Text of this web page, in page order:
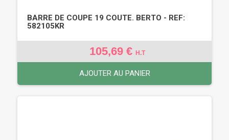
BARRE DE COUPE 19 COUTE. BERTO - REF:
582105KR
105,69 € H.T
AJOUTER AU PANIER